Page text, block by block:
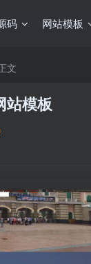
码 网站模板
文
站模板